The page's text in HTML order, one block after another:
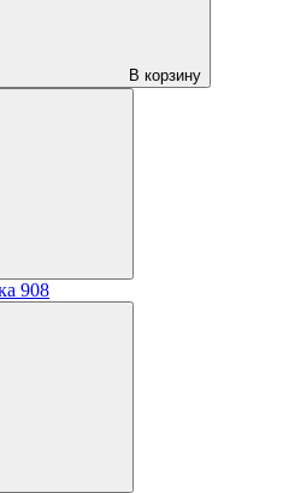
В корзину